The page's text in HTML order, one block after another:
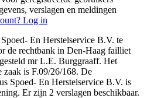
verslagen en meldingen
Log in
En Herstelservice B.V. te
de rechtbank in Den-Haag failliet
mr L.E. Burggraaff. Het
zaak is F.09/26/168. De
Spoed- En Herstelservice B.V. is
Er zijn 2 verslagen beschikbaar.